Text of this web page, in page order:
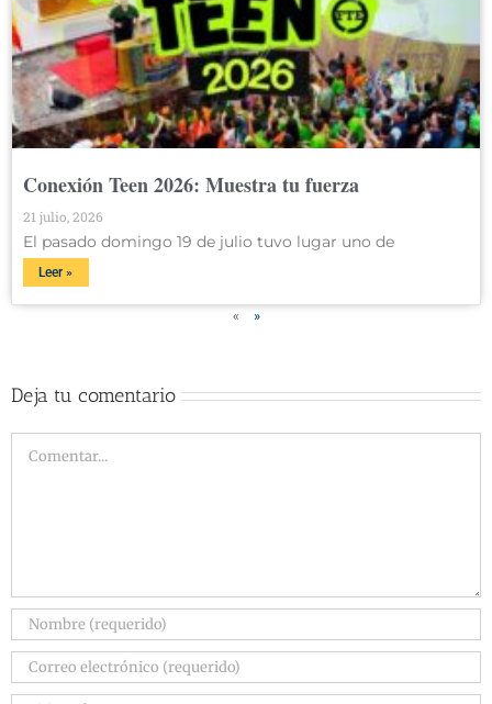
Conexión Teen 2026: Muestra tu fuerza
21 julio, 2026
El pasado domingo 19 de julio tuvo lugar uno de
Leer »
« »
Deja tu comentario